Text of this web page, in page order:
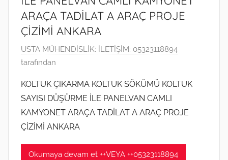
ARAÇA TADİLAT A ARAÇ PROJE
ÇİZİMİ ANKARA
4
M
y
ı
s
2
USTA MÜHENDİSLİK: İLETİŞİM: 05323118894
tarafından
KOLTUK ÇIKARMA KOLTUK SÖKÜMÜ KOLTUK
SAYISI DÜŞÜRME İLE PANELVAN CAMLI
KAMYONET ARAÇA TADİLAT A ARAÇ PROJE
ÇİZİMİ ANKARA
Okumaya devam et ++VEYA ++05323118894